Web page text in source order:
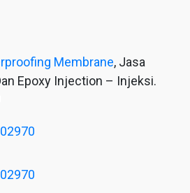
Membrane, Jasa
Epoxy Injection – Injeksi.